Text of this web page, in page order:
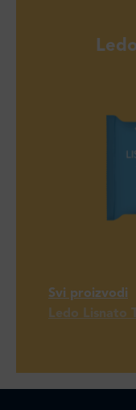
Svi proizvodi
Ledo Lisnato